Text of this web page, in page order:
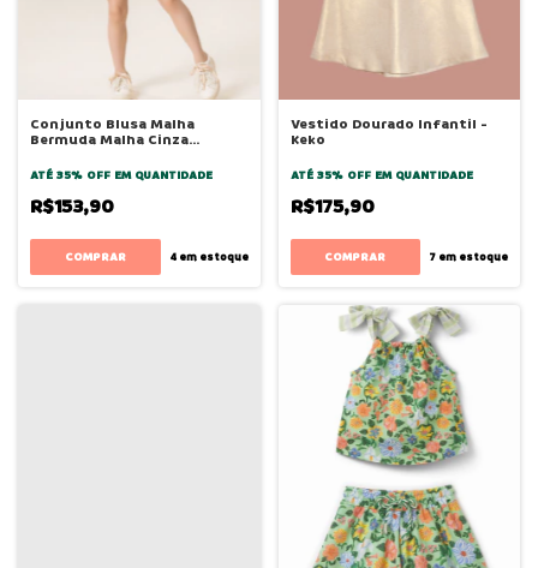
Conjunto Blusa Malha
Bermuda Malha Cinza
ATÉ 35% OFF EM QUANTIDADE
R$153,90
COMPRAR 4em estoque
Vestido Dourado Infantil -
Keko
ATÉ 35% OFF EM QUANTIDADE
R$175,90
COMPRAR 7 em estoque